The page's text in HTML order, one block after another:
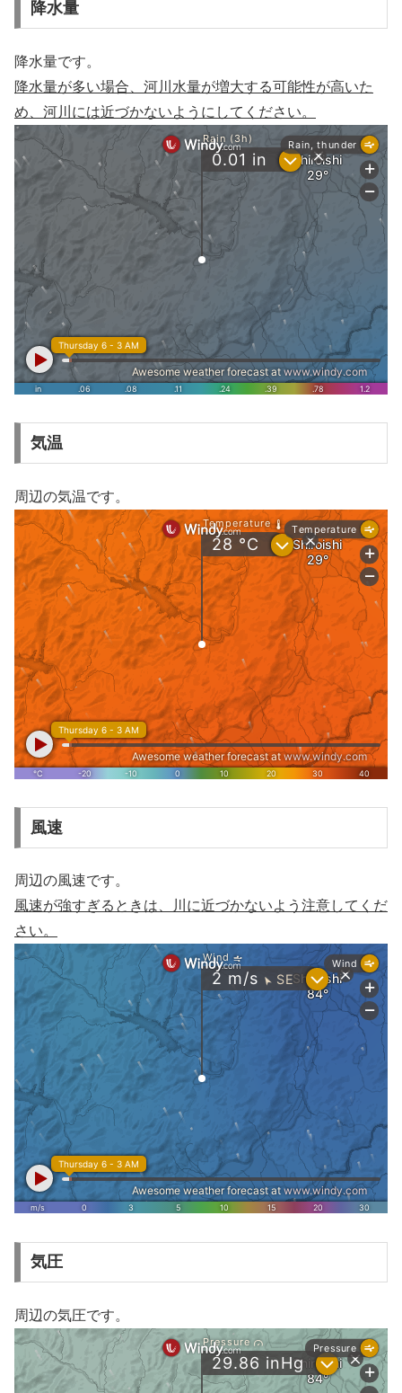
降水量
降水量です。
降水量が多い場合、河川水量が増大する可能性が高いた
め、河川には近づかないようにしてください。
気温
周辺の気温です。
風速
周辺の風速です。
風速が強すぎるときは、川に近づかないよう注意してくだ
さい。
気圧
周辺の気圧です。